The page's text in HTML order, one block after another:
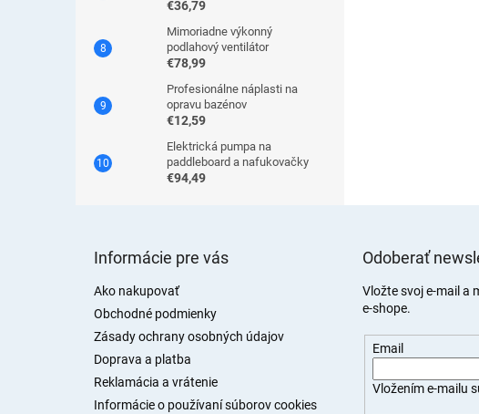
€36,79
Mimoriadne výkonný
podlahový ventilátor
€78,99
Profesionálne náplasti na
opravu bazénov
€12,59
Elektrická pumpa na
paddleboard a nafukovačky
€94,49
Informácie pre vás
Ako nakupovať
Obchodné podmienky
Zásady ochrany osobných údajov
Doprava a platba
Reklamácia a vrátenie
Informácie o používaní súborov cookies
Odoberať
Vložte svoj e-mail a
e-shope.
Email
Vložením e-mailu